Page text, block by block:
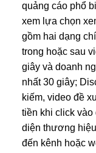
quảng cáo phổ
xem lựa chọn
gồm hai dạng
trong hoặc sau
giây và doanh
nhất 30 giây;
kiếm, video đề
tiền khi click vào
diện thương
đến kênh hoặc